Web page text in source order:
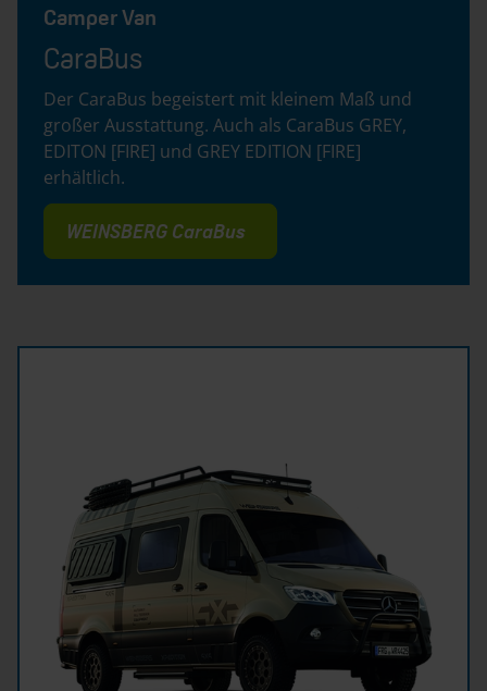
Camper Van
CaraBus
Der CaraBus begeistert mit kleinem Maß und
großer Ausstattung. Auch als CaraBus GREY,
EDITON [FIRE] und GREY EDITION [FIRE]
erhältlich.
WEINSBERG CaraBus